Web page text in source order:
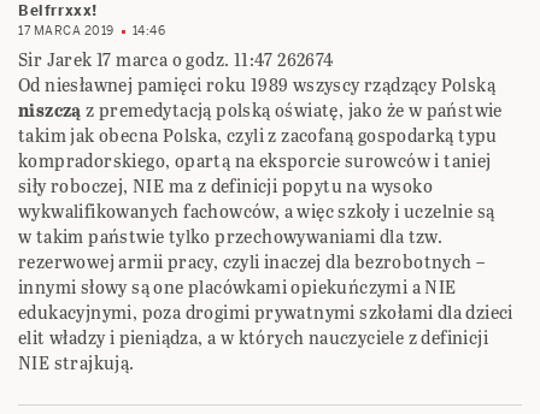
Belfrrxxx!
17 MARCA 2019 14:46
Sir Jarek 17 marca o godz. 11:47‎ ‎262674‎
Od niesławnej pamięci roku 1989 wszyscy rządzący Polską
niszcząz premedytacją ‎polską oświatę, jako że w państwie
takim jak obecna Polska, czyli z zacofaną gospodarką typu
‎kompradorskiego, opartą na eksporcie surowców i taniej
siły roboczej, NIE ma z definicji ‎popytu na wysoko
wykwalifikowanych fachowców, a więc szkoły i uczelnie są
w takim ‎państwie tylko przechowywaniami dla tzw.
rezerwowej armii pracy, czyli inaczej dla ‎bezrobotnych –
innymi słowy są one placówkami opiekuńczymi a NIE
edukacyjnymi, poza ‎drogimi prywatnymi szkołami dla dzieci
elit władzy i pieniądza, a w których nauczyciele z ‎definicji
NIE strajkują.‎